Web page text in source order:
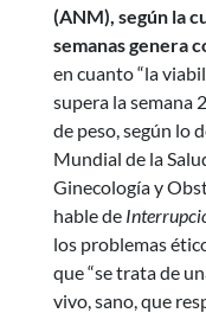
(ANM), según la
semanas genera
en cuanto “la
supera la semana
de peso, según lo
Mundial de la
Ginecología y
hable de
los problemas
que “se trata de
vivo, sano, que